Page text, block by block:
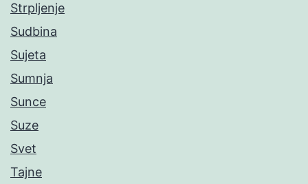
Strpljenje
Sudbina
Sujeta
Sumnja
Sunce
Suze
Svet
Tajne